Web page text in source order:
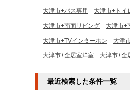
大津市+バス専用 大津市+トイ
大津市+南面リビング 大津市+
大津市+TVインターホン 大津
大津市+全居室洋室 大津市+全
最近検索した条件一覧